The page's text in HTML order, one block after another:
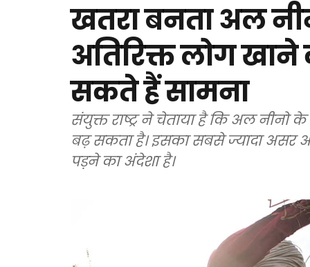
खतरा बनता अल
अतिरिक्त लोग
सकते हैं सामना
संयुक्त राष्ट्र ने चेताया है कि अल
बढ़ सकता है। इसका सबसे ज्यादा असर
पड़ने का अंदेशा है।